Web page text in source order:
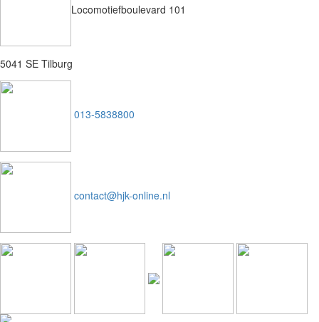
Locomotiefboulevard 101
5041 SE Tilburg
013-5838800
contact@hjk-online.nl